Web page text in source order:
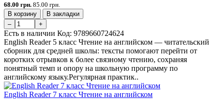
68.00 грн. 85.00 грн.
В корзину
В закладки
–
+
Есть в наличии Код: 9789660724624
English Reader 5 класс Чтение на английском — читательский
сборник для средней школы: тексты помогают перейти от
коротких отрывков к более связному чтению, сохраняя
понятный темп и опору на школьную программу по
английскому языку.Регулярная практик..
English Reader 7 класс Чтение на английском